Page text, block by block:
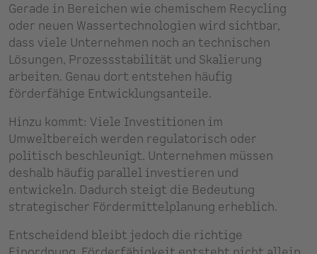
Gerade in Bereichen wie chemischem Recycling
oder neuen Wassertechnologien wird sichtbar,
dass viele Unternehmen noch an technischen
Lösungen, Prozessstabilität und Skalierung
arbeiten. Genau dort entstehen häufig
förderfähige Entwicklungsanteile.
Hinzu kommt: Viele Investitionen im
Umweltbereich werden regulatorisch oder
politisch beschleunigt. Unternehmen müssen
deshalb häufig parallel investieren und
entwickeln. Dadurch steigt die Bedeutung
strategischer Fördermittelplanung erheblich.
Entscheidend bleibt jedoch die richtige